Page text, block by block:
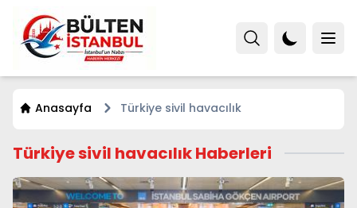
Anasayfa Türkiye sivil havacılık
Türkiye sivil havacılık Haberleri